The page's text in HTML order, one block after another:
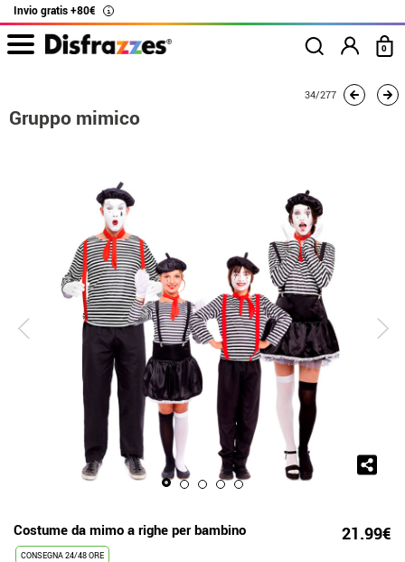
Invio gratis +80€ i
0
34/277
Gruppo mimico
Costume da mimo a righe per bambino 21.99€
CONSEGNA 24/48 ORE